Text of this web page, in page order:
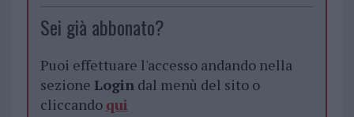
Sei già abbonato?
Puoi effettuare l'accesso andando nella
sezione Logindal menù del sito o
cliccando qui